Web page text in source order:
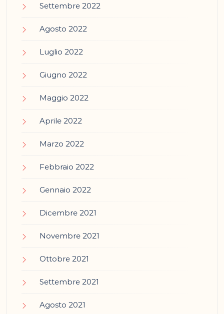
Settembre 2022
Agosto 2022
Luglio 2022
Giugno 2022
Maggio 2022
Aprile 2022
Marzo 2022
Febbraio 2022
Gennaio 2022
Dicembre 2021
Novembre 2021
Ottobre 2021
Settembre 2021
Agosto 2021